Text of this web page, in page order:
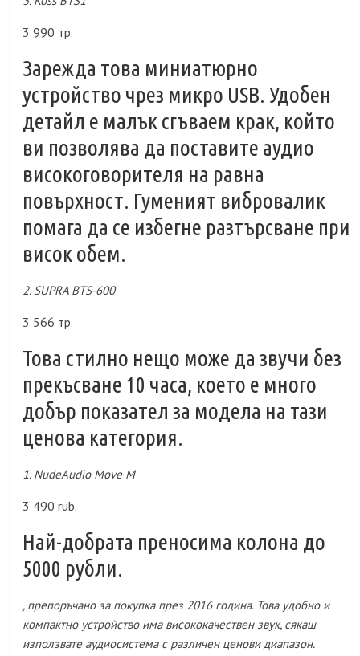
3 990 тр.
Зарежда това миниатюрно
устройство чрез микро USB. Удобен
детайл е малък сгъваем крак, който
ви позволява да поставите аудио
високоговорителя на равна
повърхност. Гуменият вибровалик
помага да се избегне разтърсване при
висок обем.
2. SUPRA BTS-600
3 566 тр.
Това стилно нещо може да звучи без
прекъсване 10 часа, което е много
добър показател за модела на тази
ценова категория.
1. NudeAudio Move M
3 490 rub.
Най-добрата преносима колона до
5000 рубли.
, препоръчано за покупка през 2016 година. Това удобно и
компактно устройство има висококачествен звук, сякаш
използвате аудиосистема с различен ценови диапазон.